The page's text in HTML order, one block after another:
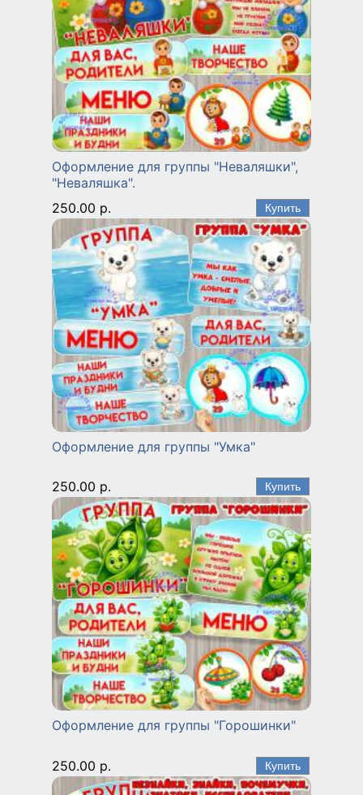
Оформление для группы "Неваляшки",
"Неваляшка".
250.00 р.
Оформление для группы "Умка"
250.00 р.
Оформление для группы "Горошинки"
250.00 р.